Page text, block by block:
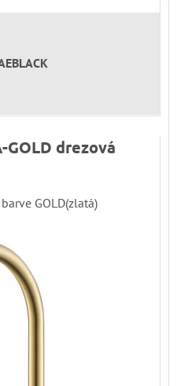
GOLD drezová
GOLD(zlatá)